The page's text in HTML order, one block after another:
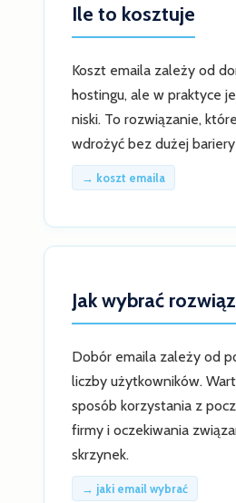
Ile to kosztuje
Koszt emaila zależy od
hostingu, ale w praktyce
niski. To rozwiązanie,
wdrożyć bez dużej bariery
→ koszt emaila
Jak wybrać
Dobór emaila zależy od
liczby użytkowników.
sposób korzystania z
firmy i oczekiwania
skrzynek.
→ jaki email wybrać